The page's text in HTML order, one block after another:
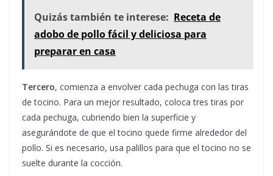
Quizás también te interese: Receta de
adobo de pollo fácil y deliciosa para
preparar en casa
Tercero, comienza a envolver cada pechuga con las tiras
de tocino. Para un mejor resultado, coloca tres tiras por
cada pechuga, cubriendo bien la superficie y
asegurándote de que el tocino quede firme alrededor del
pollo. Si es necesario, usa palillos para que el tocino no se
suelte durante la cocción.